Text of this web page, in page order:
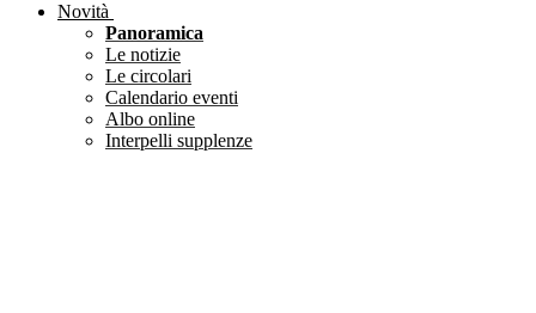
Novità
Panoramica
Le notizie
Le circolari
Calendario eventi
Albo online
Interpelli supplenze